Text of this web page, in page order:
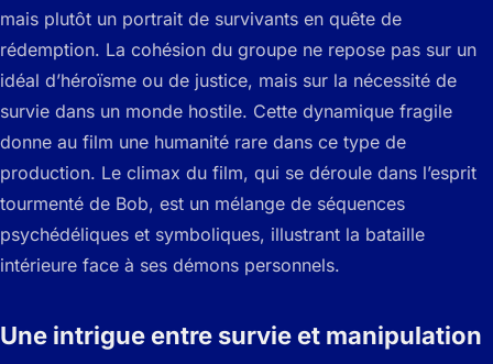
mais plutôt un portrait de survivants en quête de
rédemption. La cohésion du groupe ne repose pas sur un
idéal d’héroïsme ou de justice, mais sur la nécessité de
survie dans un monde hostile. Cette dynamique fragile
donne au film une humanité rare dans ce type de
production. Le climax du film, qui se déroule dans l’esprit
tourmenté de Bob, est un mélange de séquences
psychédéliques et symboliques, illustrant la bataille
intérieure face à ses démons personnels.
Une intrigue entre survie et manipulation